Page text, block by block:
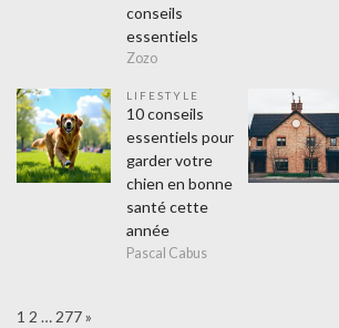
conseils
essentiels
Zozo
LIFESTYLE
10 conseils
essentiels pour
garder votre
chien en bonne
santé cette
année
Pascal Cabus
Page:
1 2 … 277Next
»